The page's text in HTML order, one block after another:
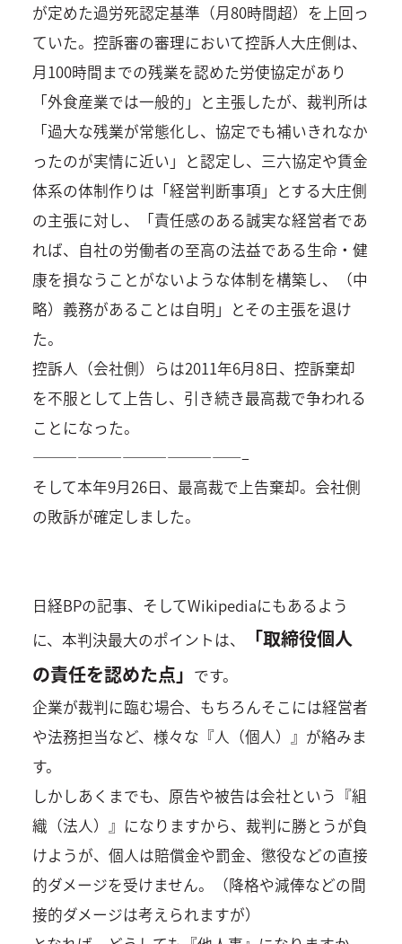
が定めた過労死認定基準（月80時間超）を上回っ
ていた。控訴審の審理において控訴人大庄側は、
月100時間までの残業を認めた労使協定があり
「外食産業では一般的」と主張したが、裁判所は
「過大な残業が常態化し、協定でも補いきれなか
ったのが実情に近い」と認定し、三六協定や賃金
体系の体制作りは「経営判断事項」とする大庄側
の主張に対し、「責任感のある誠実な経営者であ
れば、自社の労働者の至高の法益である生命・健
康を損なうことがないような体制を構築し、（中
略）義務があることは自明」とその主張を退け
た。
控訴人（会社側）らは2011年6月8日、控訴棄却
を不服として上告し、引き続き最高裁で争われる
ことになった。
——————————————–
そして本年9月26日、最高裁で上告棄却。会社側
の敗訴が確定しました。
日経BPの記事、そしてWikipediaにもあるよう
に、本判決最大のポイントは、
「取締役個人
の責任を認めた点」 です。
企業が裁判に臨む場合、もちろんそこには経営者
や法務担当など、様々な『人（個人）』が絡みま
す。
しかしあくまでも、原告や被告は会社という『組
織（法人）』になりますから、裁判に勝とうが負
けようが、個人は賠償金や罰金、懲役などの直接
的ダメージを受けません。（降格や減俸などの間
接的ダメージは考えられますが）